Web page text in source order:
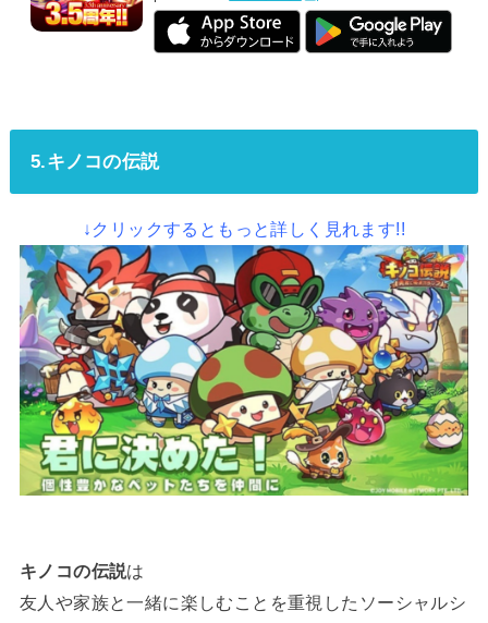
5.キノコの伝説
↓クリックするともっと詳しく見れます!!
キノコの伝説は
友人や家族と一緒に楽しむことを重視したソーシャルシ